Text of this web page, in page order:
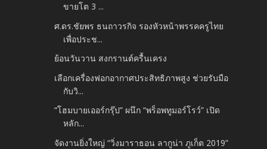
ขายโต 3 ...
ศ.ดร.ชัยพร ธนถาวรกิจ รองหัวหน้าพรรคครูไทย
เพื่อประช...
ย้อนวันวาน สงกรานต์ครื้นเครง
เลือกเครื่องฟอกอากาศประสิทธิภาพสูง ช่วยรับมือ
กับวิ...
“โฮมบายเออร์กรุ๊ป” ผนึก “พร็อพทูมอร์โรว์” เปิด
หลัก...
จัดงานยิ่งใหญ่ “วิ่งมาราธอน ลากูน่า ภูเก็ต 2019”